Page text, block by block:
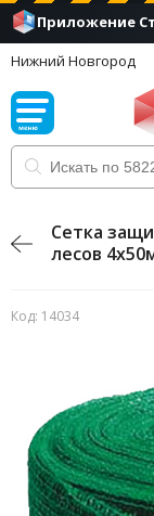
Приложение
Нижний Новгород
Сетка
лесов
Код: 14034